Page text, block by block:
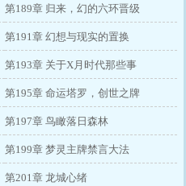
（三）
第189章 归来，幻的六环晋级
第191章 幻想与现实的置换
第193章 关于X月时代那些事
第195章 命运塔罗，创世之牌
第197章 鸟瞰落日森林
第199章 梦灵主牌禁言大法
第201章 龙城心绪